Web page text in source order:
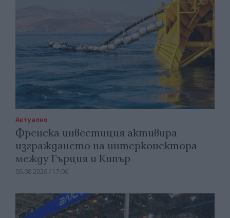
Актуално
Френска инвестиция активира
изграждането на интерконектора
между Гърция и Кипър
06.08.2026 / 17:06